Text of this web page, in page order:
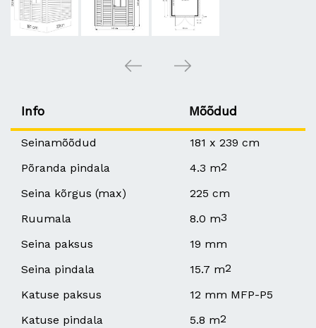
Info Mõõdud
Seinamõõdud
181 x 239 cm
Põranda pindala
4.3 m2
Seina kõrgus (max)
225 cm
Ruumala
8.0 m3
Seina paksus
19 mm
Seina pindala
15.7 m2
Katuse paksus
12 mm MFP-P5
Katuse pindala
5.8 m2